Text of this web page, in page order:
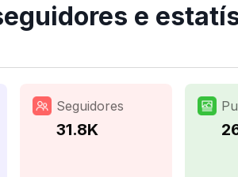
e
Seguidores
31.8K